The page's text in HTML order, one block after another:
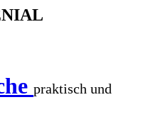
praktisch und